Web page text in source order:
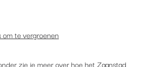
te vergroenen
zie je meer over hoe het Zaanstad